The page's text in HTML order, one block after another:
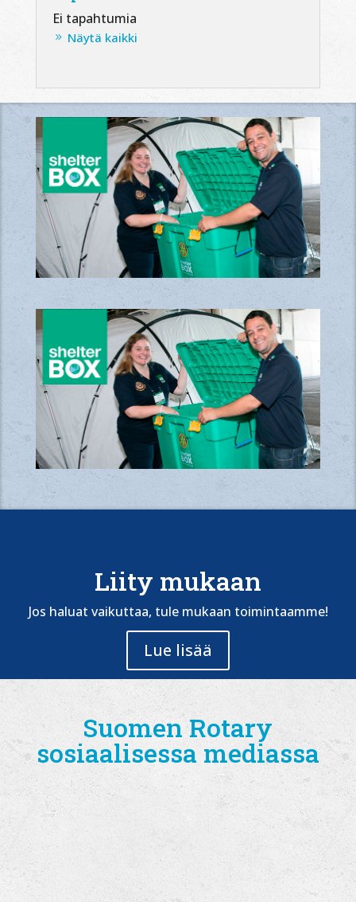
Ei tapahtumia
Näytä kaikki
Liity mukaan
Jos haluat vaikuttaa, tule mukaan toimintaamme!
Lue lisää
Suomen Rotary
sosiaalisessa mediassa